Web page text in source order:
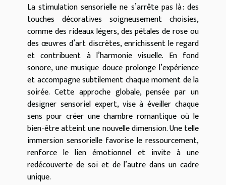
La stimulation sensorielle ne s’arrête pas là : des
touches décoratives soigneusement choisies,
comme des rideaux légers, des pétales de rose ou
des œuvres d’art discrètes, enrichissent le regard
et contribuent à l’harmonie visuelle. En fond
sonore, une musique douce prolonge l’expérience
et accompagne subtilement chaque moment de la
soirée. Cette approche globale, pensée par un
designer sensoriel expert, vise à éveiller chaque
sens pour créer une chambre romantique où le
bien-être atteint une nouvelle dimension. Une telle
immersion sensorielle favorise le ressourcement,
renforce le lien émotionnel et invite à une
redécouverte de soi et de l’autre dans un cadre
unique.